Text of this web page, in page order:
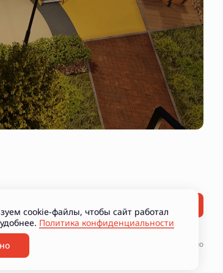
материалов
Разработано
cookie-файлы, чтобы сайт работал
Политика конфиденциальности